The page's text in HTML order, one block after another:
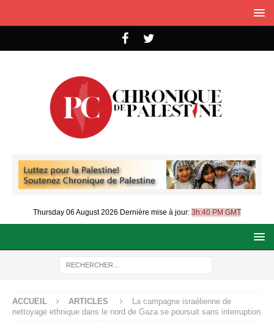
Thursday 06 August 2026 Dernière mise à jour: 3h:40 PM GMT
ACCUEIL ARTICLES
La campagne israélienne de
nettoyage ethnique dans le nord de Gaza se poursuit sans interruption